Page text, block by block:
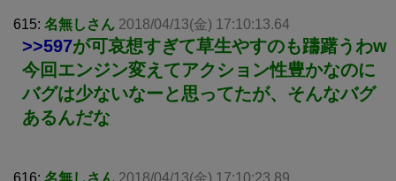
615: 名無しさん 2018/04/13(金) 17:10:13.64
>>597が可哀想すぎて草生やすのも躊躇うわw
今回エンジン変えてアクション性豊かなのに
バグは少ないなーと思ってたが、そんなバグ
あるんだな
616: 名無しさん 2018/04/13(金) 17:10:23.89